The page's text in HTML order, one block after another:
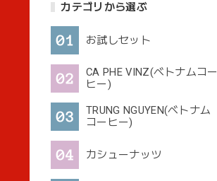
カテゴリから選ぶ
お試しセット
CA PHE VINZ(ベトナムコー
ヒー)
TRUNG NGUYEN(ベトナム
コーヒー)
カシューナッツ